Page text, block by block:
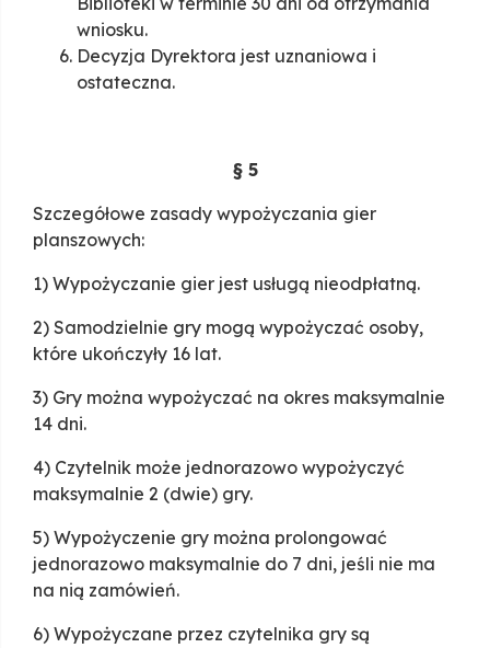
wniosku.
Decyzja Dyrektora jest uznaniowa i
ostateczna.
§ 5
Szczegółowe zasady wypożyczania gier
planszowych:
1) Wypożyczanie gier jest usługą nieodpłatną.
2) Samodzielnie gry mogą wypożyczać osoby,
które ukończyły 16 lat.
3) Gry można wypożyczać na okres maksymalnie
14 dni.
4) Czytelnik może jednorazowo wypożyczyć
maksymalnie 2 (dwie) gry.
5) Wypożyczenie gry można prolongować
jednorazowo maksymalnie do 7 dni, jeśli nie ma
na nią zamówień.
6) Wypożyczane przez czytelnika gry są